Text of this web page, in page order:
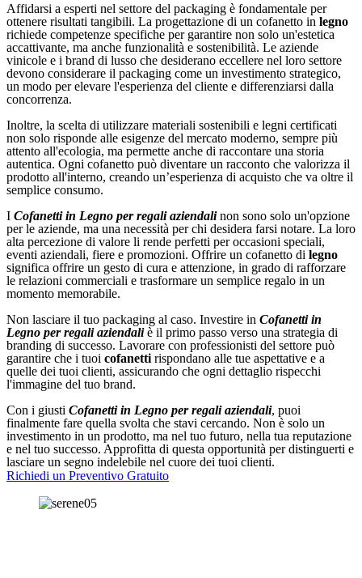
Affidarsi a esperti nel settore del packaging è fondamentale per
ottenere risultati tangibili. La progettazione di un cofanetto in legno
richiede competenze specifiche per garantire non solo un'estetica
accattivante, ma anche funzionalità e sostenibilità. Le aziende
vinicole e i brand di lusso che desiderano eccellere nel loro settore
devono considerare il packaging come un investimento strategico,
un modo per elevare l'esperienza del cliente e differenziarsi dalla
concorrenza.
Inoltre, la scelta di utilizzare materiali sostenibili e legni certificati
non solo risponde alle esigenze del mercato moderno, sempre più
attento all'ecologia, ma permette anche di raccontare una storia
autentica. Ogni cofanetto può diventare un racconto che valorizza il
prodotto all'interno, creando un’esperienza di acquisto che va oltre il
semplice consumo.
I Cofanetti in Legno per regali aziendalinon sono solo un'opzione
per le aziende, ma una necessità per chi desidera farsi notare. La loro
alta percezione di valore li rende perfetti per occasioni speciali,
eventi aziendali, fiere e promozioni. Offrire un cofanetto di legno
significa offrire un gesto di cura e attenzione, in grado di rafforzare
le relazioni commerciali e trasformare un semplice regalo in un
momento memorabile.
Non lasciare il tuo packaging al caso. Investire in Cofanetti in
Legno per regali aziendaliè il primo passo verso una strategia di
branding di successo. Lavorare con professionisti del settore può
garantire che i tuoi cofanetti rispondano alle tue aspettative e a
quelle dei tuoi clienti, assicurando che ogni dettaglio rispecchi
l'immagine del tuo brand.
Con i giusti Cofanetti in Legno per regali aziendali, puoi
finalmente fare quella svolta che stavi cercando. Non è solo un
investimento in un prodotto, ma nel tuo futuro, nella tua reputazione
e nel tuo successo. Approfitta di questa opportunità per distinguerti e
lasciare un segno indelebile nel cuore dei tuoi clienti.
Richiedi un Preventivo Gratuito